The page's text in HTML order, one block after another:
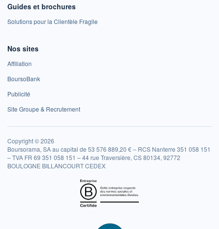
Guides et brochures
Solutions pour la Clientèle Fragile
Nos sites
Affiliation
BoursoBank
Publicité
Site Groupe & Recrutement
Copyright © 2026
Boursorama, SA au capital de 53 576 889,20 € – RCS Nanterre 351 058 151
– TVA FR 69 351 058 151 – 44 rue Traversière, CS 80134, 92772
BOULOGNE BILLANCOURT CEDEX